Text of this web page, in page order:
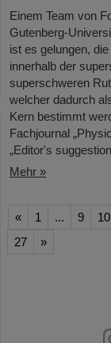
Einem Team von
Gutenberg-
ist es gelungen,
innerhalb der
superschweren
welcher dadurch
Kern bestimmt
Fachjournal
„Editor's
Mehr »
« 1 ... 9 10
27
»